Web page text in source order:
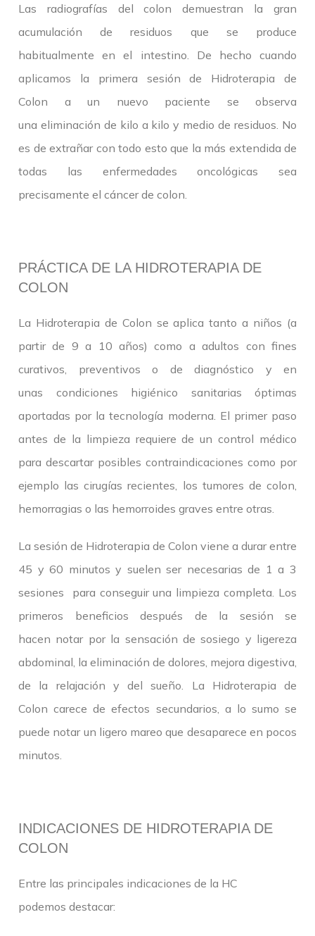
Las radiografías del colon demuestran la gran
acumulación de residuos que se produce
habitualmente en el intestino. De hecho cuando
aplicamos la primera sesión de Hidroterapia de
Colon a un nuevo paciente se observa
una eliminación de kilo a kilo y medio de residuos. No
es de extrañar con todo esto que la más extendida de
todas las enfermedades oncológicas sea
precisamente el cáncer de colon.
PRÁCTICA DE LA HIDROTERAPIA DE
COLON
La Hidroterapia de Colon se aplica tanto a niños (a
partir de 9 a 10 años) como a adultos con fines
curativos, preventivos o de diagnóstico y en
unas condiciones higiénico sanitarias óptimas
aportadas por la tecnología moderna. El primer paso
antes de la limpieza requiere de un control médico
para descartar posibles contraindicaciones como por
ejemplo las cirugías recientes, los tumores de colon,
hemorragias o las hemorroides graves entre otras.
La sesión de Hidroterapia de Colon viene a durar entre
45 y 60 minutos y suelen ser necesarias de 1 a 3
sesiones para conseguir una limpieza completa. Los
primeros beneficios después de la sesión se
hacen notar por la sensación de sosiego y ligereza
abdominal, la eliminación de dolores, mejora digestiva,
de la relajación y del sueño. La Hidroterapia de
Colon carece de efectos secundarios, a lo sumo se
puede notar un ligero mareo que desaparece en pocos
minutos.
INDICACIONES DE HIDROTERAPIA DE
COLON
Entre las principales indicaciones de la HC
podemos destacar: